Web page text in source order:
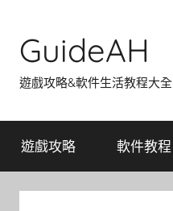
content
GuideAH
遊戲攻略&軟件生活教程大全
遊戲攻略 軟件教程